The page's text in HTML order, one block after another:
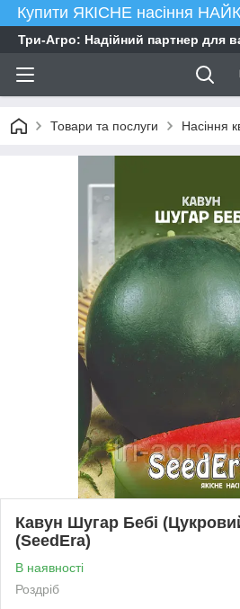
Купити ЯКІСНЕ насіння
Три-Агро: Надійний партнер для
Товари та послуги Насіння
Кавун Шугар Бебі
(SeedEra)
В наявності
Роздріб